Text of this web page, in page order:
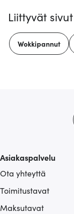
Liittyvät sivut
Wokkipannut
Asiakaspalvelu
Ota yhteyttä
Toimitustavat
Maksutavat